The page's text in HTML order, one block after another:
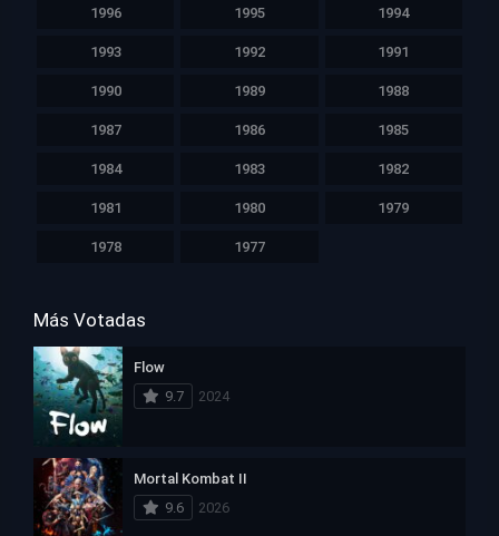
1996 1995 1994
1993 1992 1991
1990 1989 1988
1987 1986 1985
1984 1983 1982
1981 1980 1979
1978 1977
Más Votadas
Flow
9.7
2024
Mortal Kombat II
9.6
2026